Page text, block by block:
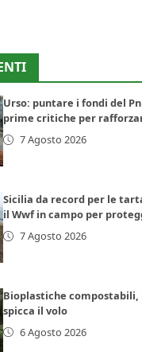
Urso: puntare i fondi del
prime critiche per
7 Agosto 2026
Sicilia da record per le
il Wwf in campo per
7 Agosto 2026
Bioplastiche
spicca il volo
6 Agosto 2026